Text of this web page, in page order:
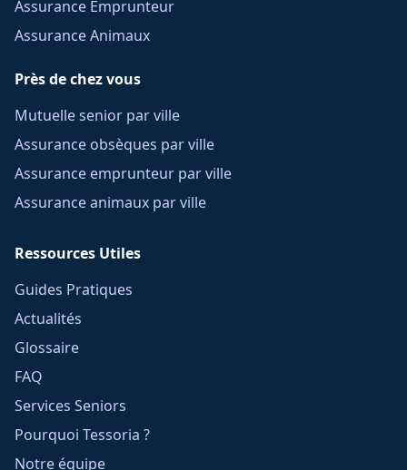
Assurance Emprunteur
Assurance Animaux
Près de chez vous
Mutuelle senior par ville
Assurance obsèques par ville
Assurance emprunteur par ville
Assurance animaux par ville
Ressources Utiles
Guides Pratiques
Actualités
Glossaire
FAQ
Services Seniors
Pourquoi Tessoria ?
Notre équipe